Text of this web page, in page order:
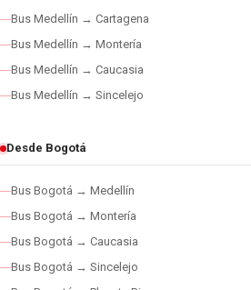
Bus Medellín → Cartagena
Bus Medellín → Montería
Bus Medellín → Caucasia
Bus Medellín → Sincelejo
Desde Bogotá
Bus Bogotá → Medellín
Bus Bogotá → Montería
Bus Bogotá → Caucasia
Bus Bogotá → Sincelejo